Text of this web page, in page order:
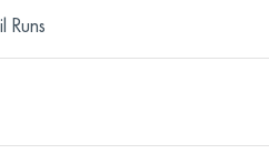
Runs